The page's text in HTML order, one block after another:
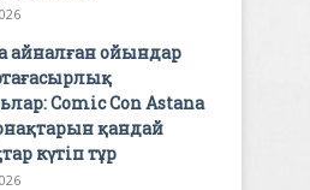
айналған ойындар
Comic Con Astana
қандай
күтіп тұр